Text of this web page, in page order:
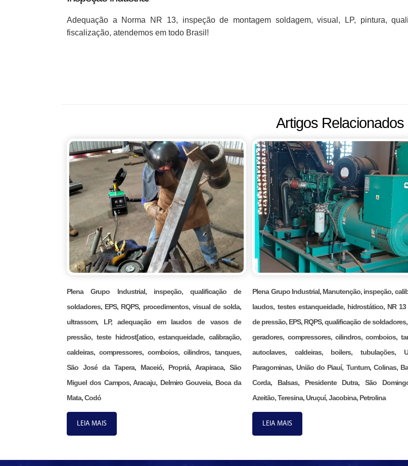
Adequação a Norma NR 13, inspeção de montagem soldagem, visual, LP, pintura,
fiscalização, atendemos em todo Brasil!
Artigos Relacionados
Plena Grupo Industrial, inspeção, qualificação de
soldadores, EPS, RQPS, procedimentos, visual de solda,
ultrassom, LP, adequação em laudos de vasos de
pressão, teste hidrost[atico, estanqueidade, calibração,
caldeiras, compressores, comboios, cilindros, tanques,
São José da Tapera, Maceió, Propriá, Arapiraca, São
Miguel dos Campos, Aracaju, Delmiro Gouveia, Boca da
Mata, Codó
LEIA MAIS
Plena Grupo Industrial, Manutenção, inspeção,
laudos, testes estanqueidade, hidrostático, NR
de pressão, EPS, RQPS, qualificação de
geradores, compressores, cilindros, comboios,
autoclaves, caldeiras, boilers, tubulações,
Paragominas, União do Piauí, Tuntum, Colinas,
Corda, Balsas, Presidente Dutra, São
Azeitão, Teresina, Uruçuí, Jacobina, Petrolina
LEIA MAIS